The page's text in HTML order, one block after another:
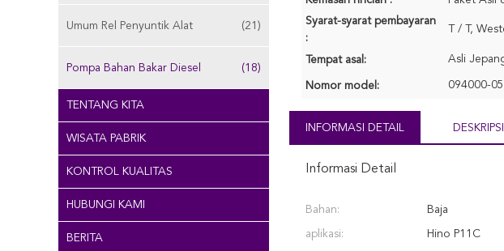
Umum Rel Penyuntik Alat (21)
Pompa Bahan Bakar Diesel (18)
TENTANG KITA
WISATA PABRIK
KONTROL KUALITAS
HUBUNGI KAMI
BERITA
Syarat-syarat pembayaran
:
T / T,
Tempat asal: Asli
Nomor model: 094000-
INFORMASI DETAIL
Informasi Detail
Bahan: Baja
aplikasi: Hino P11C